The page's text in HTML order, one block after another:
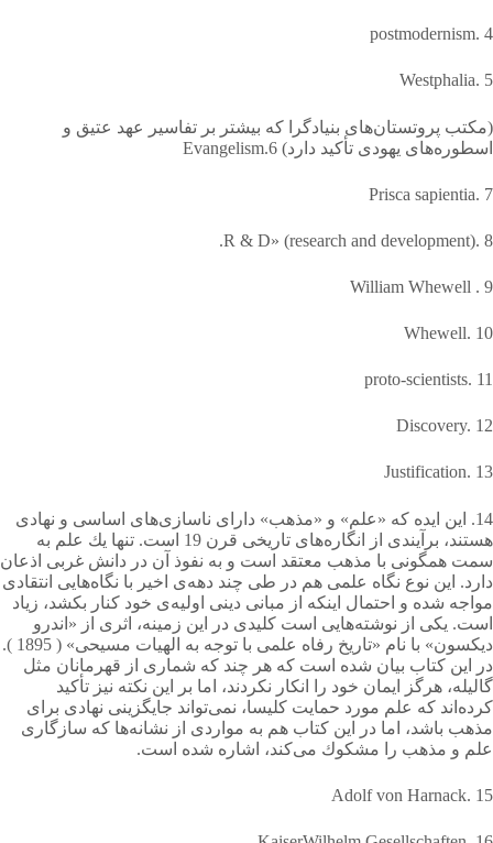
postmodernism. 4
Westphalia. 5
(مكتب پروتستان‌های بنیادگرا كه بیشتر بر تفاسیر عهد عتیق و
اسطوره‌های یهودی تأكید دارد) Evangelism.6
Prisca sapientia. 7
R & D» (research and development). 8.
William Whewell . 9
Whewell. 10
proto‐scientists. 11
Discovery. 12
Justification. 13
14. این ایده كه «علم» و «مذهب» دارای ناسازی‌های اساسی و نهادی
هستند، برآیندی از انگاره‌های تاریخی قرن 19 است. تنها یك علم به
سمت همگونی با مذهب معتقد است و به نفوذ آن در دانش غربی اذعان
دارد. این نوع نگاه علمی هم در طی چند دهه‌ی اخیر با نگاه‌هایی انتقادی
مواجه شده و احتمال اینكه از مبانی دینی اولیه‌ی خود كنار بكشد، زیاد
است. یكی از نوشته‌هایی است كلیدی در این زمینه، اثری از «اندرو
دیكسون» با نام «تاریخ رفاه علمی با توجه به الهیات مسیحی» ( 1895 ).
در این كتاب بیان شده است كه هر چند كه شماری از قهرمانان مثل
گالیله، هرگز ایمان خود را انكار نكردند، اما بر این نكته نیز تأكید
کرده‌اند كه علم مورد حمایت كلیسا، نمی‌تواند جایگزینی نهادی برای
مذهب باشد، اما در این كتاب هم به مواردی از نشانه‌ها كه سازگاری
علم و مذهب را مشكوك می‌کند، اشاره شده است.
Adolf von Harnack. 15